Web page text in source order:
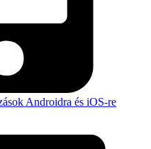
Androidra és iOS-re